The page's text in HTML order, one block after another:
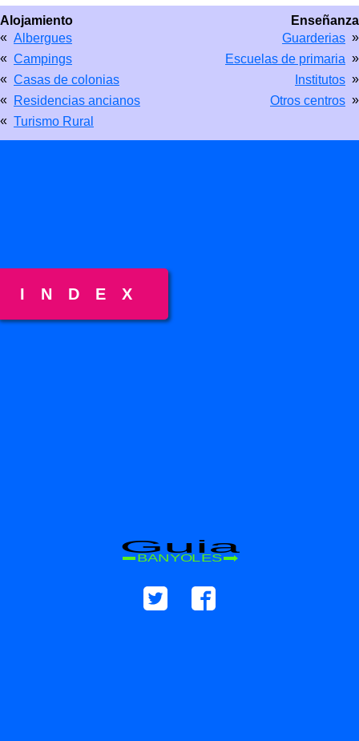
Enseñanza
Guarderias »
Escuelas de primaria »
Institutos »
Otros centros »
Alojamiento
« Albergues
« Campings
« Casas de colonias
« Residencias ancianos
« Turismo Rural
Guia
BANYOLES
INDEX